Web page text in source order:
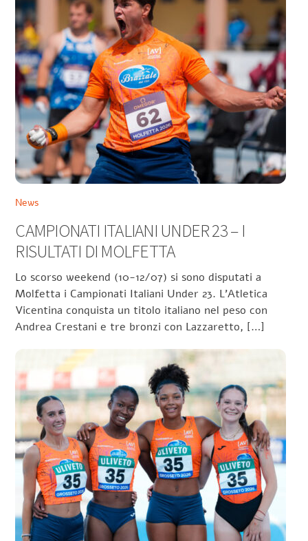
News
CAMPIONATI ITALIANI UNDER 23 – I
RISULTATI DI MOLFETTA
Lo scorso weekend (10-12/07) si sono disputati a
Molfetta i Campionati Italiani Under 23. L’Atletica
Vicentina conquista un titolo italiano nel peso con
Andrea Crestani e tre bronzi con Lazzaretto, […]